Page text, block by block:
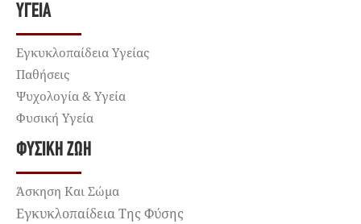
ΥΓΕΊΑ
Εγκυκλοπαίδεια Υγείας
Παθήσεις
Ψυχολογία & Υγεία
Φυσική Υγεία
ΦΥΣΙΚΉ ΖΩΉ
Άσκηση Και Σώμα
Εγκυκλοπαίδεια Της Φύσης